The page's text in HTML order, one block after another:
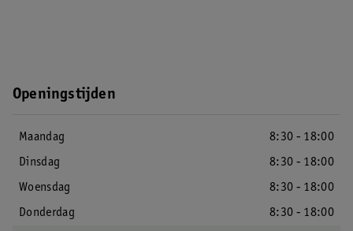
Openingstijden
Maandag
8:30 - 18:00
Dinsdag
8:30 - 18:00
Woensdag
8:30 - 18:00
Donderdag
8:30 - 18:00